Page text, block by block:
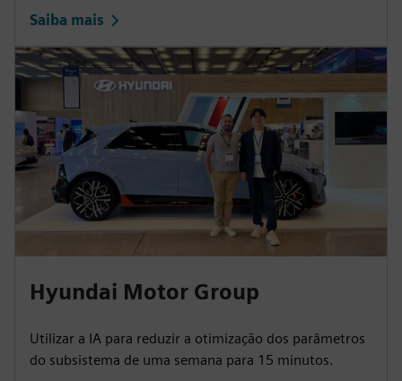
Saiba mais
Hyundai Motor Group
Utilizar a IA para reduzir a otimização dos parâmetros
do subsistema de uma semana para 15 minutos.